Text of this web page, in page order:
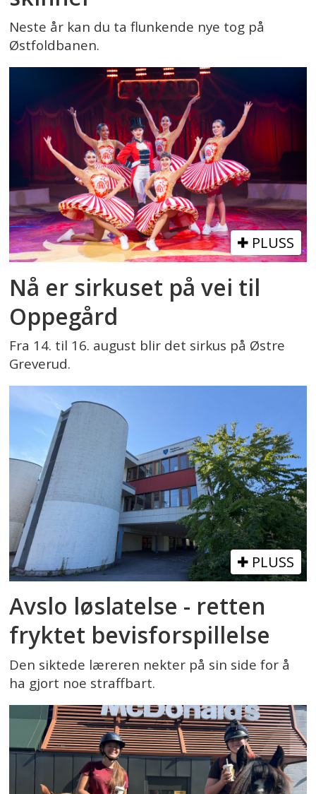
Neste år kan du ta flunkende nye tog på
Østfoldbanen.
PLUSS
Nå er sirkuset på vei til
Oppegård
Fra 14. til 16. august blir det sirkus på Østre
Greverud.
PLUSS
Avslo løslatelse - retten
fryktet bevisforspillelse
Den siktede læreren nekter på sin side for å
ha gjort noe straffbart.